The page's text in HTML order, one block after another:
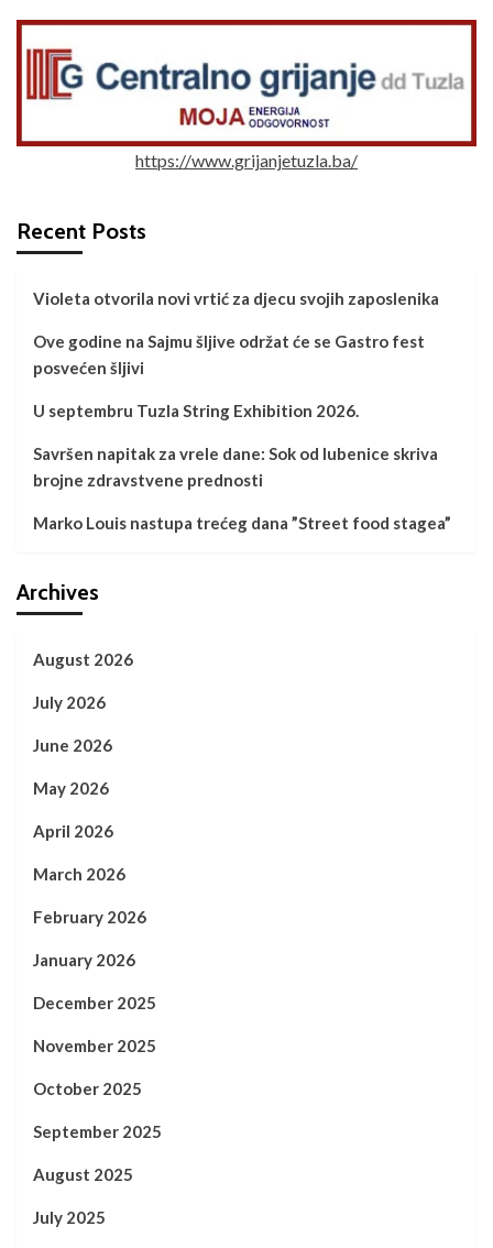
https://www.grijanjetuzla.ba/
Recent Posts
Violeta otvorila novi vrtić za djecu svojih zaposlenika
Ove godine na Sajmu šljive održat će se Gastro fest
posvećen šljivi
U septembru Tuzla String Exhibition 2026.
Savršen napitak za vrele dane: Sok od lubenice skriva
brojne zdravstvene prednosti
Marko Louis nastupa trećeg dana ”Street food stagea”
Archives
August 2026
July 2026
June 2026
May 2026
April 2026
March 2026
February 2026
January 2026
December 2025
November 2025
October 2025
September 2025
August 2025
July 2025